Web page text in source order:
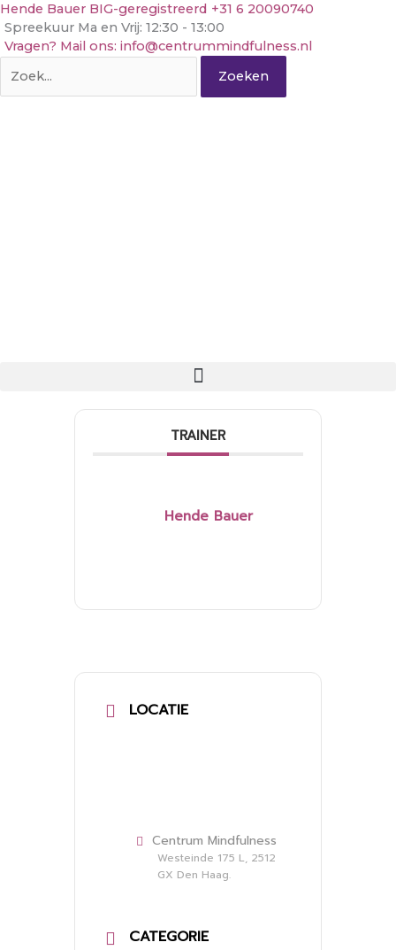
Ga
naar
de
Hende Bauer BIG-geregistreerd +31 6 20090740
Spreekuur Ma en Vrij: 12:30 - 13:00
Vragen? Mail ons: info@centrummindfulness.nl
naar:
TRAINER
Hende Bauer
LOCATIE
Centrum Mindfulness
Westeinde 175 L, 2512
GX Den Haag.
CATEGORIE